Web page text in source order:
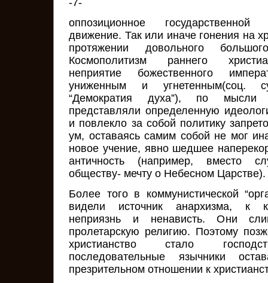
оппозиционное
движение. Так или иначе гонения на
протяжении довольного
Космополитизм раннего
неприятие божественного
униженным и угнетенным(соц.
“Демократия духа”), по мысли
представляли определенную
и повлекло за собой политику
ум, оставаясь самим собой не мог
новое учение, явно шедшее
античность (например, вместо
обществу- мечту о Небесном Царстве).
Более того в коммунистической
видели источник анархизма, к
неприязнь и ненависть. Они
пролетарскую религию. Поэтому
христианство стало
последовательные язычники
презрительном отношении к